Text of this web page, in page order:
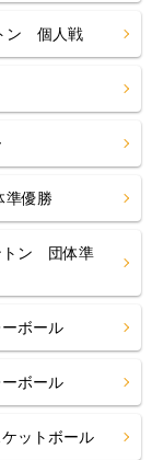
ン 個人戦
優勝
ン 団体準
ボール
ボール
ットボール